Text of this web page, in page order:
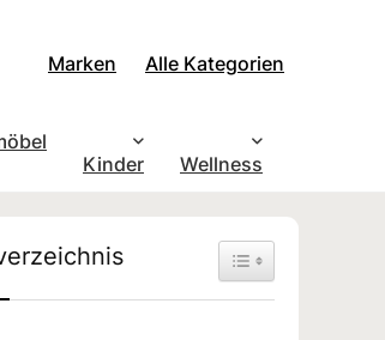
Marken Alle Kategorien
Kinder
Wellness
Toggle Table of